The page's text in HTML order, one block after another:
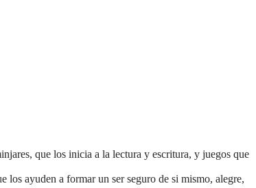
que los inicia a la lectura y escritura, y juegos que
los ayuden a formar un ser seguro de si mismo, alegre,